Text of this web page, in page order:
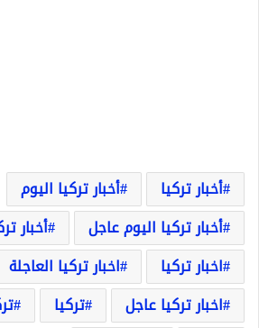
أخبار تركيا
أخبار تركيا اليوم
أخبار تركيا اليوم عاجل
أخبار
اخبار تركيا
اخبار تركيا العاجلة
اخبار تركيا عاجل
تركيا